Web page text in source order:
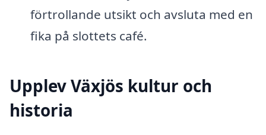
förtrollande utsikt och avsluta med en
fika på slottets café.
Upplev Växjös kultur och
historia